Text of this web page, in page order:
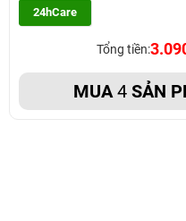
24hCare
Tổng tiền:
MUA4SẢN